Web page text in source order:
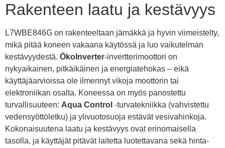
Rakenteen laatu ja kestävyys
L7WBE846G on rakenteeltaan jämäkkä ja hyvin viimeistelty,
mikä pitää koneen vakaana käytössä ja luo vaikutelman
kestävyydestä. ÖkoInverter-invertterimoottori on
nykyaikainen, pitkäikäinen ja energiatehokas – eikä
käyttäjäarvioissa ole ilmennyt vikoja moottorin tai
elektroniikan osalta. Koneessa on myös panostettu
turvallisuuteen: Aqua Control -turvatekniikka (vahvistettu
vedensyöttöletku) ja ylivuotosuoja estävät vesivahinkoja.
Kokonaisuutena laatu ja kestävyys ovat erinomaisella
tasolla, ja käyttäjät pitävät laitetta luotettavana sekä hinta-